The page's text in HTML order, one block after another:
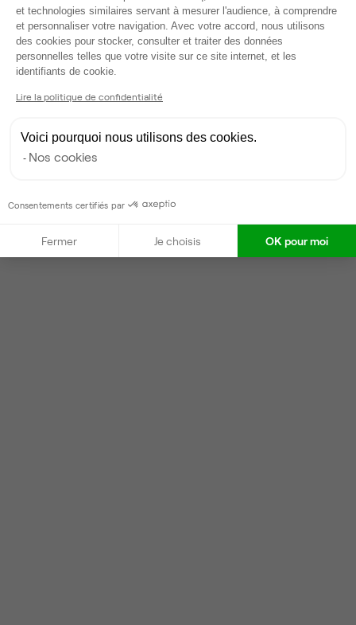
Gestionnaire de l'espace
Antoine
Taux de réponse : 30%
Locataires trouvés sur Ubiq : 25
et technologies similaires servant à mesurer l'audience, à comprendre
et personnaliser votre navigation. Avec votre accord, nous utilisons
des cookies pour stocker, consulter et traiter des données
personnelles telles que votre visite sur ce site internet, et les
identifiants de cookie.
Lire la politique de confidentialité
Voici pourquoi nous utilisons des cookies.
Nos cookies
Consentements certifiés par
Fermer Je choisis OK pour moi